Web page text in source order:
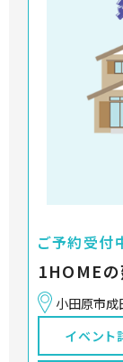
ご予約受付
1HOME
小田原市
イベント